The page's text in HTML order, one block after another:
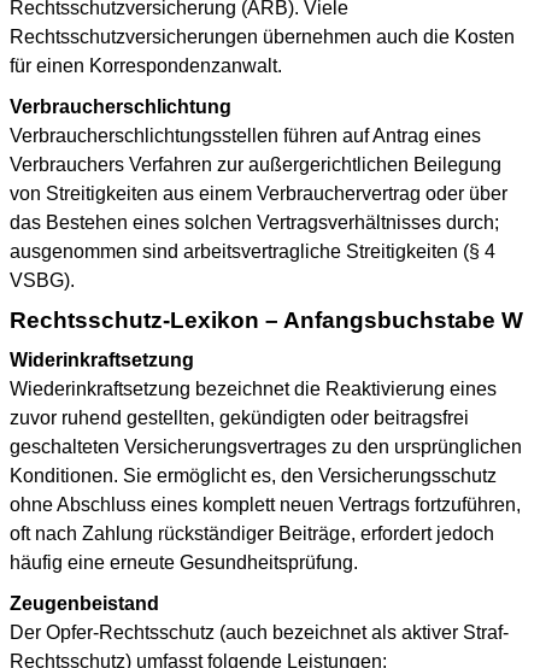
Rechtsschutzversicherung (ARB). Viele
Rechtsschutzversicherungen übernehmen auch die Kosten
für einen Korrespondenzanwalt.
Verbraucherschlichtung
Verbraucherschlichtungsstellen führen auf Antrag eines
Verbrauchers Verfahren zur außergerichtlichen Beilegung
von Streitigkeiten aus einem Verbrauchervertrag oder über
das Bestehen eines solchen Vertragsverhältnisses durch;
ausgenommen sind arbeitsvertragliche Streitigkeiten (§ 4
VSBG).
Rechtsschutz-Lexikon – Anfangsbuchstabe W
Widerinkraftsetzung
Wiederinkraftsetzung bezeichnet die Reaktivierung eines
zuvor ruhend gestellten, gekündigten oder beitragsfrei
geschalteten Versicherungsvertrages zu den ursprünglichen
Konditionen. Sie ermöglicht es, den Versicherungsschutz
ohne Abschluss eines komplett neuen Vertrags fortzuführen,
oft nach Zahlung rückständiger Beiträge, erfordert jedoch
häufig eine erneute Gesundheitsprüfung.
Zeugenbeistand
Der Opfer-Rechtsschutz (auch bezeichnet als aktiver Straf-
Rechtsschutz) umfasst folgende Leistungen: